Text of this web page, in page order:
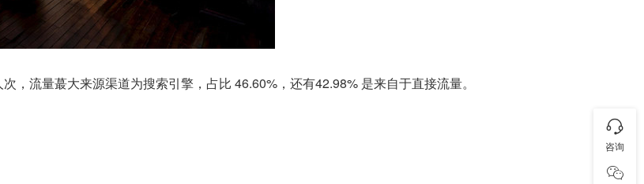
，流量蕞大来源渠道为搜索引擎，占比 46.60%，还有42.98% 是来自于直接流量。
咨询